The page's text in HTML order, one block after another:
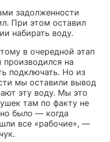
задолженности
При этом оставил
набирать воду.
в очередной этап
на
подключать. Но из
мы оставили вывод
эту воду. Мы это
там по факту не
было — когда
все «рабочие», —